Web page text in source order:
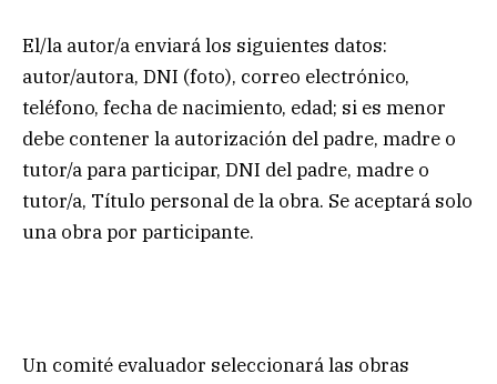
El/la autor/a enviará los siguientes datos:
autor/autora, DNI (foto), correo electrónico,
teléfono, fecha de nacimiento, edad; si es menor
debe contener la autorización del padre, madre o
tutor/a para participar, DNI del padre, madre o
tutor/a, Título personal de la obra. Se aceptará solo
una obra por participante.
Un comité evaluador seleccionará las obras